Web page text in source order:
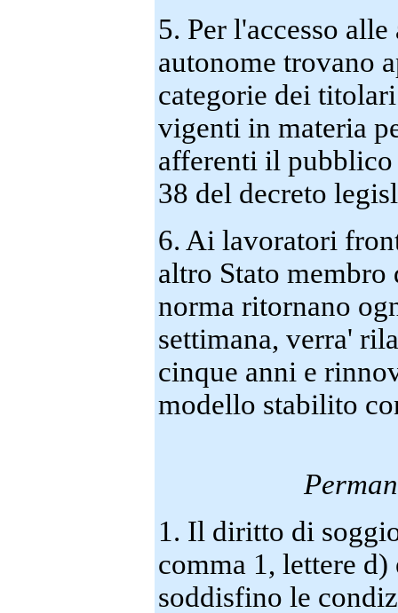
5. Per l'accesso
autonome trovano
categorie dei
vigenti in materia
afferenti il
38 del decreto
6. Ai lavoratori
altro Stato
norma ritornano
settimana, verra'
cinque anni e
modello stabilito
1. Il diritto di
comma 1, lettere
soddisfino le